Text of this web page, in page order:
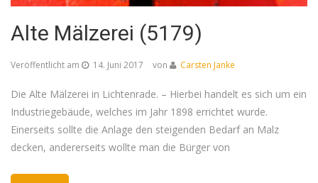
Alte Mälzerei (5179)
Veröffentlicht am 14. Juni 2017 von Carsten Janke
Die Alte Mälzerei in Lichtenrade. – Hierbei handelt es sich um ein
Industriegebäude, welches im Jahr 1898 errichtet wurde.
Einerseits sollte die Anlage den steigenden Bedarf an Malz
decken, andererseits wollte man die Bürger von